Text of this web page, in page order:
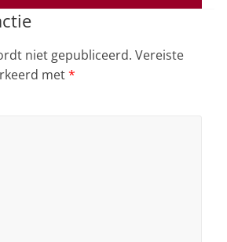
niet gepubliceerd. Vereiste
met*